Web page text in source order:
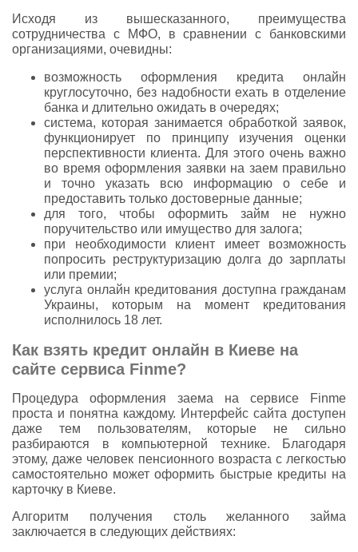
Исходя из вышесказанного, преимущества
сотрудничества с МФО, в сравнении с банковскими
организациями, очевидны:
возможность оформления кредита онлайн
круглосуточно, без надобности ехать в отделение
банка и длительно ожидать в очередях;
система, которая занимается обработкой заявок,
функционирует по принципу изучения оценки
перспективности клиента. Для этого очень важно
во время оформления заявки на заем правильно
и точно указать всю информацию о себе и
предоставить только достоверные данные;
для того, чтобы оформить займ не нужно
поручительство или имущество для залога;
при необходимости клиент имеет возможность
попросить реструктуризацию долга до зарплаты
или премии;
услуга онлайн кредитования доступна гражданам
Украины, которым на момент кредитования
исполнилось 18 лет.
Как взять кредит онлайн в Киеве на
сайте сервиса Finme?
Процедура оформления заема на сервисе Finme
проста и понятна каждому. Интерфейс сайта доступен
даже тем пользователям, которые не сильно
разбираются в компьютерной технике. Благодаря
этому, даже человек пенсионного возраста с легкостью
самостоятельно может оформить быстрые кредиты на
карточку в Киеве.
Алгоритм получения столь желанного займа
заключается в следующих действиях: